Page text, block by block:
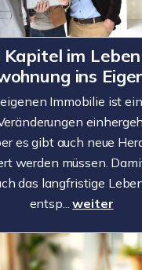
Kapitel im
ins
Immobilie ist
es gibt auch neue
werden müssen.
das langfristige
entsp...weiter